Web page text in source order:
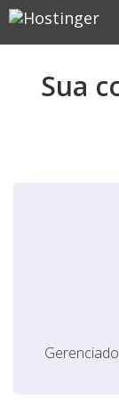
Sua